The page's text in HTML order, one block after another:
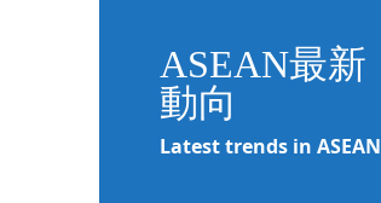
ASEAN最新
動向
Latest trends in ASEAN